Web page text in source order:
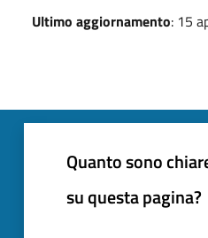
Ultimo aggiornamento: 15
Quanto sono
su questa pagina?